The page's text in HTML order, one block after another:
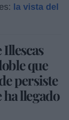
la vista del
Illescas
que
persiste
llegado